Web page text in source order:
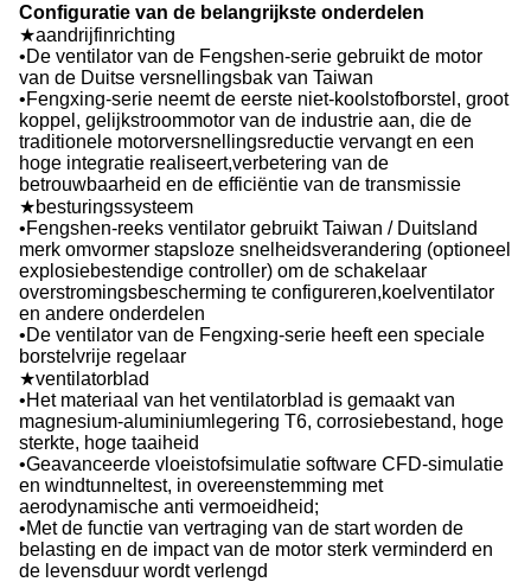
Configuratie van de belangrijkste onderdelen
★aandrijfinrichting
•De ventilator van de Fengshen-serie gebruikt de motor
van de Duitse versnellingsbak van Taiwan
•Fengxing-serie neemt de eerste niet-koolstofborstel, groot
koppel, gelijkstroommotor van de industrie aan, die de
traditionele motorversnellingsreductie vervangt en een
hoge integratie realiseert,verbetering van de
betrouwbaarheid en de efficiëntie van de transmissie
★besturingssysteem
•Fengshen-reeks ventilator gebruikt Taiwan / Duitsland
merk omvormer stapsloze snelheidsverandering (optioneel
explosiebestendige controller) om de schakelaar
overstromingsbescherming te configureren,koelventilator
en andere onderdelen
•De ventilator van de Fengxing-serie heeft een speciale
borstelvrije regelaar
★ventilatorblad
•Het materiaal van het ventilatorblad is gemaakt van
magnesium-aluminiumlegering T6, corrosiebestand, hoge
sterkte, hoge taaiheid
•Geavanceerde vloeistofsimulatie software CFD-simulatie
en windtunneltest, in overeenstemming met
aerodynamische anti vermoeidheid;
•Met de functie van vertraging van de start worden de
belasting en de impact van de motor sterk verminderd en
de levensduur wordt verlengd